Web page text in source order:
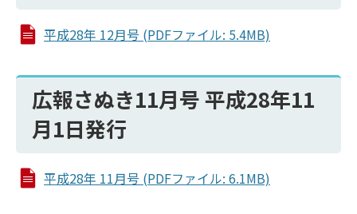
平成28年 12月号 (PDFファイル: 5.4MB)
広報さぬき11月号 平成28年11
月1日発行
平成28年 11月号 (PDFファイル: 6.1MB)